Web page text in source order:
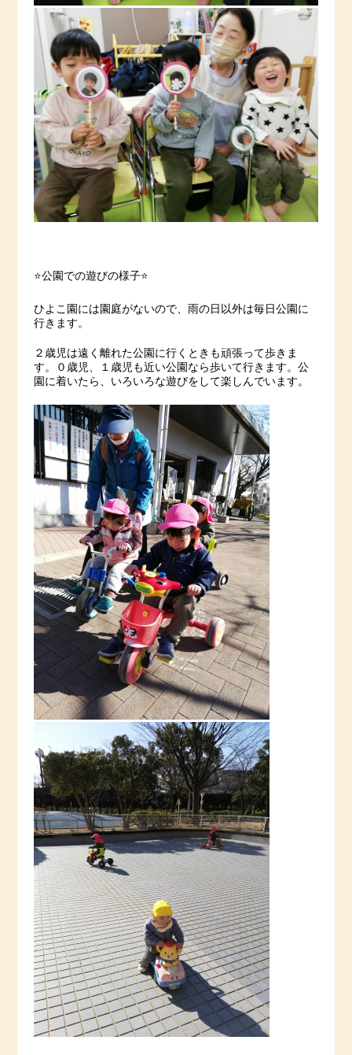
⭐️公園での遊びの様子⭐️
ひよこ園には園庭がないので、雨の日以外は毎日公園に
行きます。
２歳児は遠く離れた公園に行くときも頑張って歩きま
す。０歳児、１歳児も近い公園なら歩いて行きます。公
園に着いたら、いろいろな遊びをして楽しんでいます。